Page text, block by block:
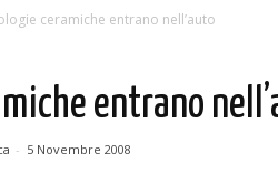
ceramiche entrano nell’auto
entrano
- 5 Novembre 2008